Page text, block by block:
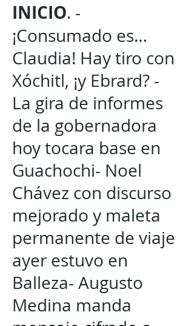
INICIO. -
¡Consumado es…
Claudia! Hay tiro con
Xóchitl, ¡y Ebrard? -
La gira de informes
de la gobernadora
hoy tocara base en
Guachochi- Noel
Chávez con discurso
mejorado y maleta
permanente de viaje
ayer estuvo en
Balleza- Augusto
Medina manda